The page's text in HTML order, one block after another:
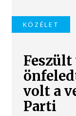
KÖZÉLET
volt a
Parti